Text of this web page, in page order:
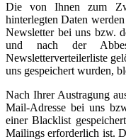
Die von Ihnen zum
hinterlegten Daten
Newsletter bei uns bzw.
und nach der
Newsletterverteilerliste
uns gespeichert wurden,
Nach Ihrer Austragung
Mail-Adresse bei uns
einer Blacklist
Mailings erforderlich ist.